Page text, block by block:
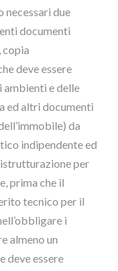
necessari due
documenti
copia
deve essere
ambienti e delle
ed altri documenti
da
indipendente ed
per
prima che il
tecnico per il
i
almeno un
deve essere